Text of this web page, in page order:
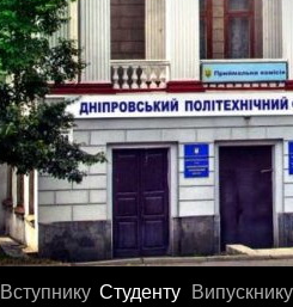
Вступнику Студенту Випускнику